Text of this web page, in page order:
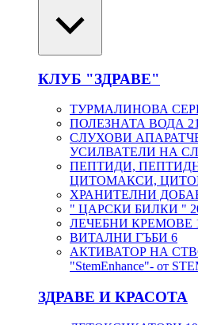
КЛУБ "ЗДРАВЕ"
ТУРМАЛИНОВА
ПОЛЕЗНАТА ВОДА
СЛУХОВИ
УСИЛВАТЕЛИ НА
ПЕПТИДИ,
ЦИТОМАКСИ,
ХРАНИТЕЛНИ
" ЦАРСКИ БИЛКИ "
ЛЕЧЕБНИ КРЕМОВЕ
ВИТАЛНИ ГЪБИ 6
АКТИВАТОР НА
"StemEnhance"- от
ЗДРАВЕ И КРАСОТА